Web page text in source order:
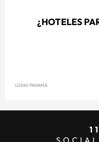
¿HOTELES
LOS40 PANAMÁ